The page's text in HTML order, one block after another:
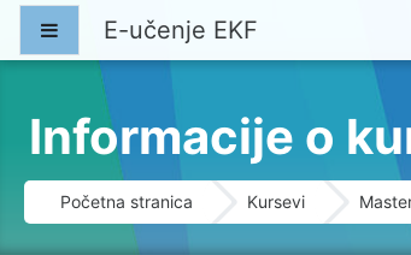
Idi na glavni sadržaj
Bočni panel
E-učenje EKF
Informacije o
Početna stranica Kursevi